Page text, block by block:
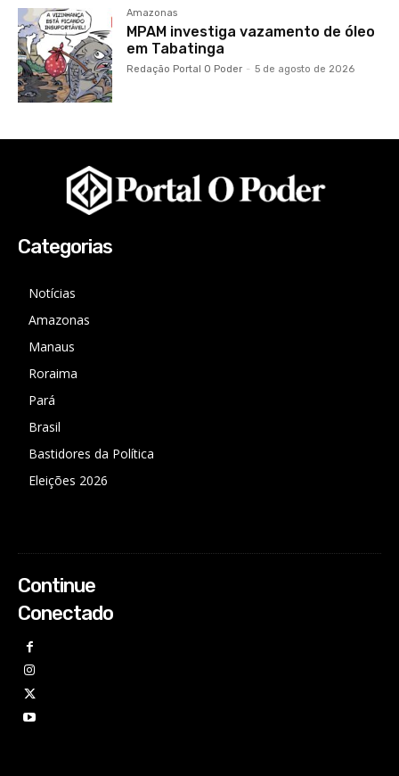
Amazonas
MPAM investiga vazamento de óleo
em Tabatinga
Redação Portal O Poder - 5 de agosto de 2026
Categorias
Notícias
Amazonas
Manaus
Roraima
Pará
Brasil
Bastidores da Política
Eleições 2026
Continue
Conectado